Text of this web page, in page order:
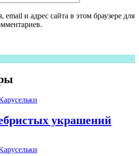
и адрес сайта в этом браузере для
украшений